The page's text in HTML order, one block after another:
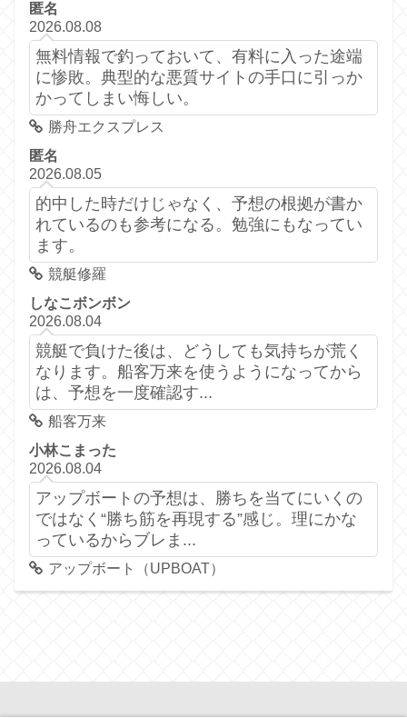
匿名
2026.08.08
無料情報で釣っておいて、有料に入った途端
に惨敗。典型的な悪質サイトの手口に引っか
かってしまい悔しい。
勝舟エクスプレス
匿名
2026.08.05
的中した時だけじゃなく、予想の根拠が書か
れているのも参考になる。勉強にもなってい
ます。
競艇修羅
しなこボンボン
2026.08.04
競艇で負けた後は、どうしても気持ちが荒く
なります。船客万来を使うようになってから
は、予想を一度確認す...
船客万来
小林こまった
2026.08.04
アップボートの予想は、勝ちを当てにいくの
ではなく“勝ち筋を再現する”感じ。理にかな
っているからブレま...
アップボート（UPBOAT）